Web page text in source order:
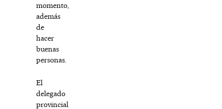
momento,
además
de
hacer
buenas
personas.
El
delegado
provincial